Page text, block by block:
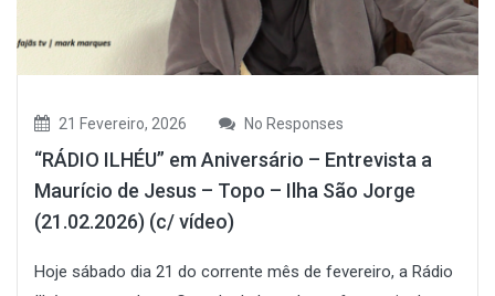
21 Fevereiro, 2026 No Responses
“RÁDIO ILHÉU” em Aniversário – Entrevista a
Maurício de Jesus – Topo – Ilha São Jorge
(21.02.2026) (c/ vídeo)
Hoje sábado dia 21 do corrente mês de fevereiro, a Rádio